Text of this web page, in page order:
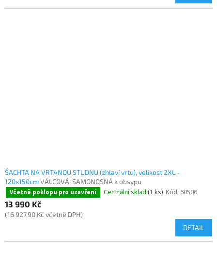
ŠACHTA NA VRTANOU STUDNU (zhlaví vrtu), velikost 2XL -
120x150cmVÁLCOVÁ, SAMONOSNÁ k obsypu
Včetně poklopu pro uzavření Centrální sklad (1 ks) Kód: 60506
13 990 Kč
(16 927,90 Kč včetně DPH)
DETAIL